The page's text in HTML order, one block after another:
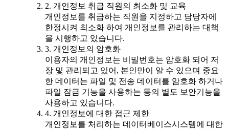
2. 개인정보 취급 직원의 최소화 및 교육
개인정보를 취급하는 직원을 지정하고 담당자에
한정시켜 최소화 하여 개인정보를 관리하는 대책
을 시행하고 있습니다.
3. 개인정보의 암호화
이용자의 개인정보는 비밀번호는 암호화 되어 저
장 및 관리되고 있어, 본인만이 알 수 있으며 중요
한 데이터는 파일 및 전송 데이터를 암호화 하거나
파일 잠금 기능을 사용하는 등의 별도 보안기능을
사용하고 있습니다.
4. 개인정보에 대한 접근 제한
개인정보를 처리하는 데이터베이스시스템에 대한